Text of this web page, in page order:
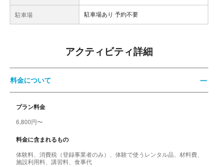
駐車場 駐車場あり 予約不要
アクティビティ詳細
料金について
プラン料金
6,800円〜
料金に含まれるもの
体験料、消費税（登録事業者のみ）、体験で使うレンタル品、材料費、
施設利用料、講習料、食事代